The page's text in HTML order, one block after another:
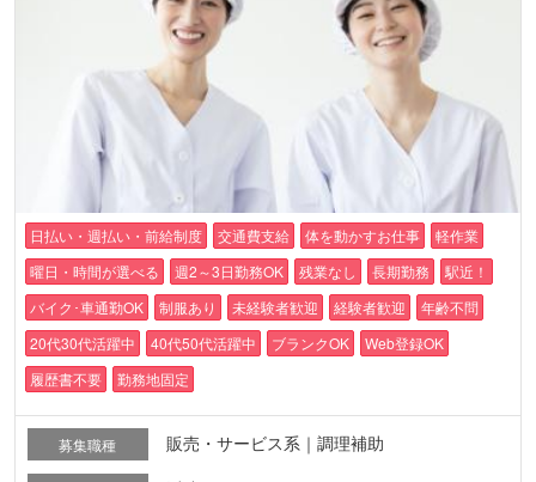
日払い・週払い・前給制度 交通費支給 体を動かすお仕事
軽作業
曜日・時間が選べる
週2～3日勤務OK 残業なし 長期勤務
駅近！
バイク･車通勤OK
制服あり 未経験者歓迎 経験者歓迎
年齢不問
20代30代活躍中
40代50代活躍中 ブランクOK
Web登録OK
履歴書不要
勤務地固定
募集職種 販売・サービス系｜調理補助